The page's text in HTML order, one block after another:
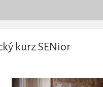
kurz SENior